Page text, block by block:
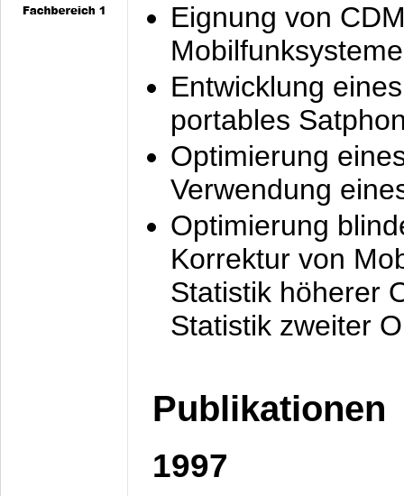
Eignung von
Mobilfunksysteme
Entwicklung
portables
Optimierung
Verwendung
Optimierung
Korrektur von
Statistik höherer
Statistik zweiter
Publikationen
1997